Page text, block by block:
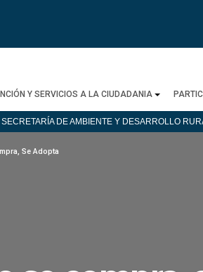
Y SERVICIOS A LA CIUDADANIA
SECRETARÍA DE AMBIENTE Y DESARROLLO
Se Adopta